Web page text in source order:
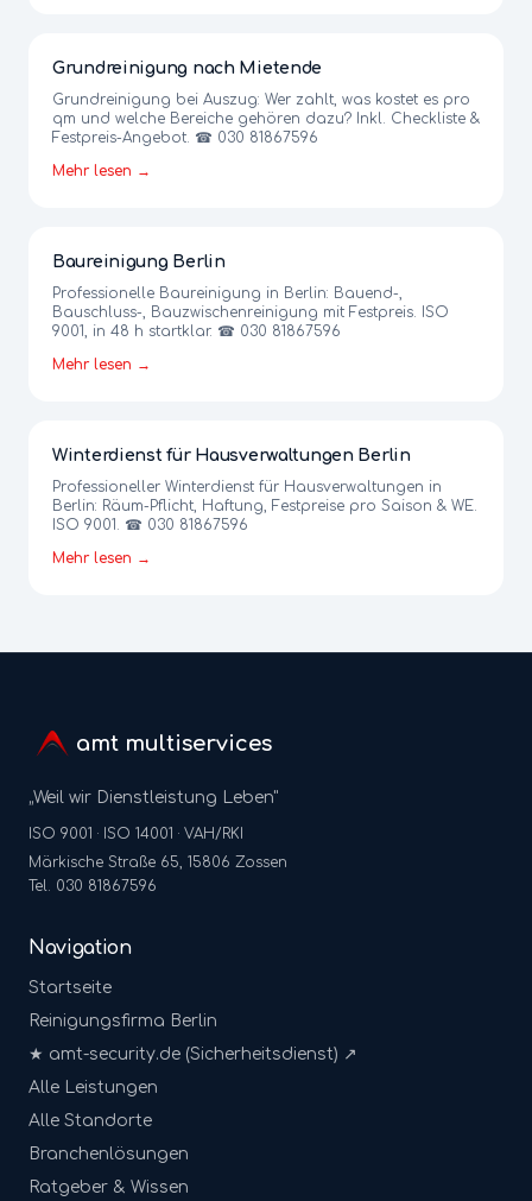
Grundreinigung nach Mietende
Grundreinigung bei Auszug: Wer zahlt, was kostet es pro
qm und welche Bereiche gehören dazu? Inkl. Checkliste &
Festpreis-Angebot. ☎ 030 81867596
Mehr lesen →
Baureinigung Berlin
Professionelle Baureinigung in Berlin: Bauend-,
Bauschluss-, Bauzwischenreinigung mit Festpreis. ISO
9001, in 48 h startklar. ☎ 030 81867596
Mehr lesen →
Winterdienst für Hausverwaltungen Berlin
Professioneller Winterdienst für Hausverwaltungen in
Berlin: Räum-Pflicht, Haftung, Festpreise pro Saison & WE.
ISO 9001. ☎ 030 81867596
Mehr lesen →
amt multiservices
„Weil wir Dienstleistung Leben"
ISO 9001 · ISO 14001 · VAH/RKI
Märkische Straße 65, 15806 Zossen
Tel. 030 81867596
Navigation
Startseite
Reinigungsfirma Berlin
★ amt-security.de (Sicherheitsdienst) ↗
Alle Leistungen
Alle Standorte
Branchenlösungen
Ratgeber & Wissen